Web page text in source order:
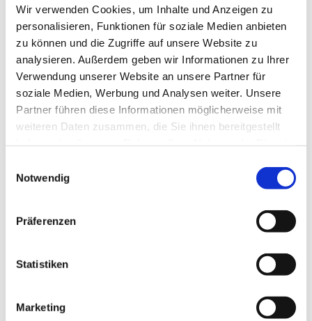
Wir verwenden Cookies, um Inhalte und Anzeigen zu
personalisieren, Funktionen für soziale Medien anbieten
zu können und die Zugriffe auf unsere Website zu
analysieren. Außerdem geben wir Informationen zu Ihrer
Verwendung unserer Website an unsere Partner für
soziale Medien, Werbung und Analysen weiter. Unsere
Partner führen diese Informationen möglicherweise mit
weiteren Daten zusammen, die Sie ihnen bereitgestellt
Notwendig
Präferenzen
Statistiken
Marketing
Platz 1, 58710 Menden
Pfarrer Ehrenfried Erbsch